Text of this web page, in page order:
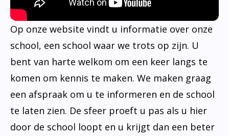
Op onze website vindt u informatie over onze
school, een school waar we trots op zijn. U
bent van harte welkom om een keer langs te
komen om kennis te maken. We maken graag
een afspraak om u te informeren en de school
te laten zien. De sfeer proeft u pas als u hier
door de school loopt en u krijgt dan een beter